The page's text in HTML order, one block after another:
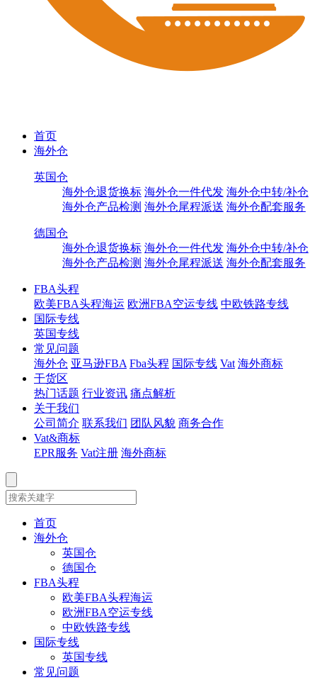
首页
海外仓
英国仓
海外仓退货换标 海外仓一件代发 海外仓中转/补仓
海外仓产品检测 海外仓尾程派送 海外仓配套服务
德国仓
海外仓退货换标 海外仓一件代发 海外仓中转/补仓
海外仓产品检测 海外仓尾程派送 海外仓配套服务
FBA头程
欧美FBA头程海运 欧洲FBA空运专线 中欧铁路专线
国际专线
英国专线
常见问题
海外仓 亚马逊FBA Fba头程 国际专线 Vat 海外商标
干货区
热门话题 行业资讯 痛点解析
关于我们
公司简介 联系我们 团队风貌 商务合作
Vat&商标
EPR服务 Vat注册 海外商标
首页
海外仓
英国仓
德国仓
FBA头程
欧美FBA头程海运
欧洲FBA空运专线
中欧铁路专线
国际专线
英国专线
常见问题